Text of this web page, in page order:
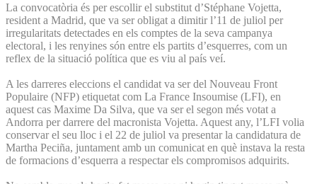
La convocatòria és per escollir el substitut d’Stéphane Vojetta,
resident a Madrid, que va ser obligat a dimitir l’11 de juliol per
irregularitats detectades en els comptes de la seva campanya
electoral, i les renyines són entre els partits d’esquerres, com un
reflex de la situació política que es viu al país veí.
A les darreres eleccions el candidat va ser del Nouveau Front
Populaire (NFP) etiquetat com La France Insoumise (LFI), en
aquest cas Maxime Da Silva, que va ser el segon més votat a
Andorra per darrere del macronista Vojetta. Aquest any, l’LFI volia
conservar el seu lloc i el 22 de juliol va presentar la candidatura de
Martha Peciña, juntament amb un comunicat en què instava la resta
de formacions d’esquerra a respectar els compromisos adquirits.